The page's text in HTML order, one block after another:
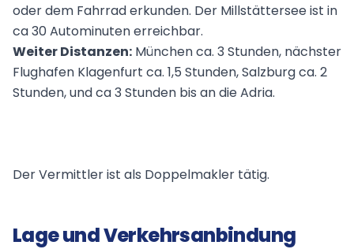
oder dem Fahrrad erkunden. Der Millstättersee ist in
ca 30 Autominuten erreichbar.
Weiter Distanzen: München ca. 3 Stunden, nächster
Flughafen Klagenfurt ca. 1,5 Stunden, Salzburg ca. 2
Stunden, und ca 3 Stunden bis an die Adria.
Der Vermittler ist als Doppelmakler tätig.
Lage und Verkehrsanbindung